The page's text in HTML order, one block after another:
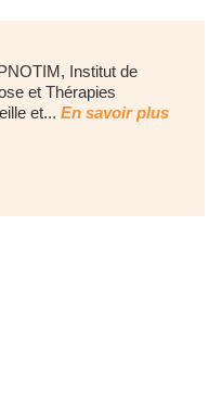
Institut de
et Thérapies
et... En savoir plus